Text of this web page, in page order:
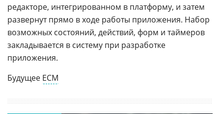
редакторе, интегрированном в платформу, и затем
развернут прямо в ходе работы приложения. Набор
возможных состояний, действий, форм и таймеров
закладывается в систему при разработке
приложения.
Будущее ECM